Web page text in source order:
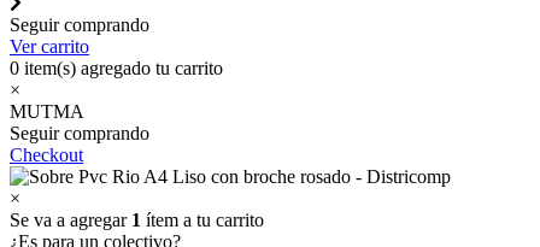
Seguir comprando
Ver carrito
0 item(s) agregado tu carrito
×
MUTMA
Seguir comprando
Checkout
×
Se va a agregar 1 ítem a tu carrito
¿Es para un colectivo?